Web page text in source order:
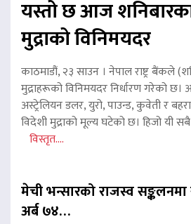
यस्तो छ आज
मुद्राको विनिमयदर
काठमाडौं, २३ साउन । नेपाल राष्ट्र बैंकले
मुद्राहरूको विनिमयदर निर्धारण गरेको
अस्ट्रेलियन डलर, युरो, पाउन्ड, कुवेती र
विदेशी मुद्राको मूल्य घटेको छ। हिजो यी सबै
विस्तृत....
मेची भन्सारको राजस्व
अर्ब ७४…